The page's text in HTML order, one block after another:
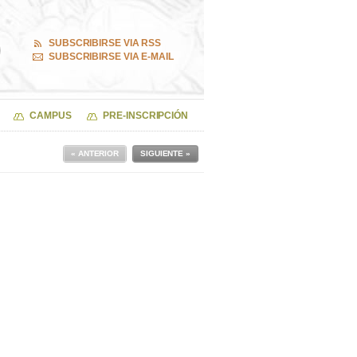
SUBSCRIBIRSE VIA RSS
SUBSCRIBIRSE VIA E-MAIL
CAMPUS PRE-INSCRIPCIÓN
SIGUIENTE »
« ANTERIOR